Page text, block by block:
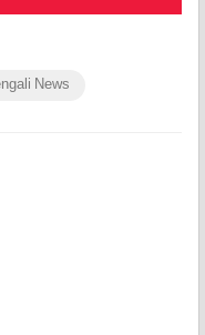
News